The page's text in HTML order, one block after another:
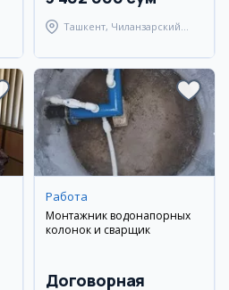
Ташкент, Чиланзарский
Работа
Монтажник водонапорных
колонок и сварщик
Договорная